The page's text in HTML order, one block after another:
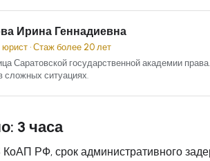
Ирина Геннадиевна
• Стаж более 20 лет
Саратовской государственной академии
сложных ситуациях.
3 часа
КоАП РФ, срок административного